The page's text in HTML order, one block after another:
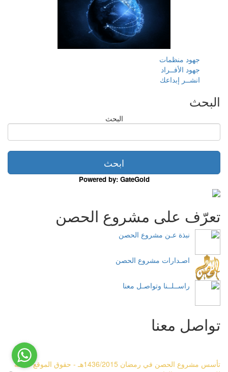
جهود منظمات
جهود الأفــراد
انشــر إبداعك
البحث
البحث
Powered by: GateGold
تعرّف على مشروع الحصن
نبذة عـن مشروع الحصن
اصـدارات مشروع الحصن
راســلــنا وتواصـل معنا
تواصل معنا
تأسس مشروع الحصن في رمضان 1436/2015هـ - حقوق الموقع متاحة